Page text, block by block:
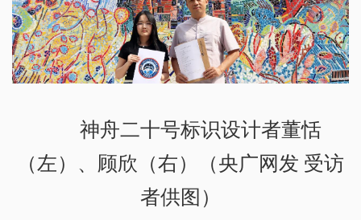
神舟二十号标识设计者董恬
（左）、顾欣（右）（央广网发 受访
者供图）